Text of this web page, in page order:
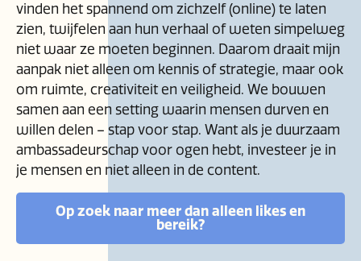
vinden het spannend om zichzelf (online) te laten
zien, twijfelen aan hun verhaal of weten simpelweg
niet waar ze moeten beginnen. Daarom draait mijn
aanpak niet alleen om kennis of strategie, maar ook
om ruimte, creativiteit en veiligheid. We bouwen
samen aan een setting waarin mensen durven en
willen delen – stap voor stap. Want als je duurzaam
ambassadeurschap voor ogen hebt, investeer je in
je mensen en niet alleen in de content.
Op zoek naar meer dan alleen likes en
bereik?